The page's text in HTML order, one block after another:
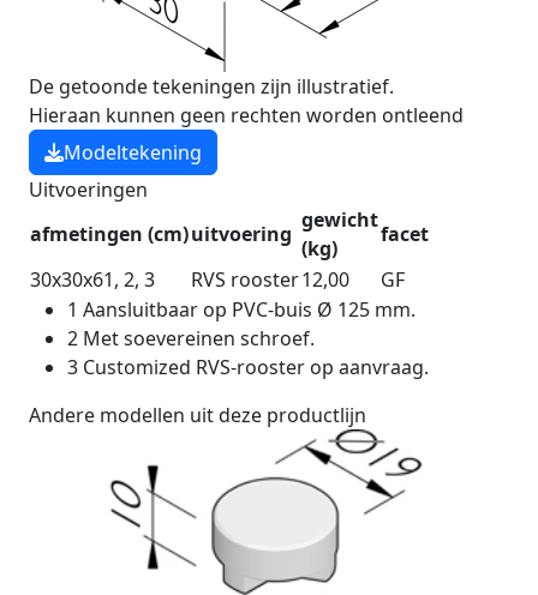
De getoonde tekeningen zijn illustratief.
Hieraan kunnen geen rechten worden ontleend
Modeltekening
Uitvoeringen
afmetingen (cm)uitvoering
gewicht
(kg)
facet
30x30x61, 2, 3 RVS rooster12,00
GF
1 Aansluitbaar op PVC-buis Ø 125 mm.
2 Met soevereinen schroef.
3 Customized RVS-rooster op aanvraag.
Andere modellen uit deze productlijn